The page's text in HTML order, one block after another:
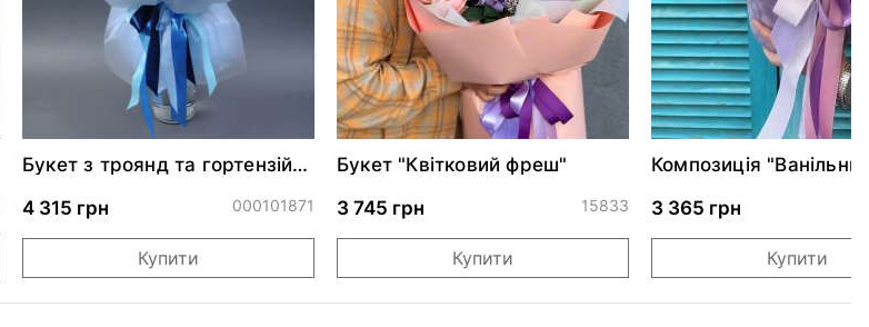
Букет з троянд та гортензій
4 315 грн
000101871
Купити
Букет "Квітковий фреш"
3 745 грн
15833
Купити
Композиція
3 365 грн
Купити